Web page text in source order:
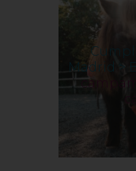
Madrid